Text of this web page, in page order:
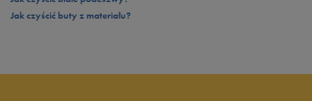
Jak czyścić buty z materiału?